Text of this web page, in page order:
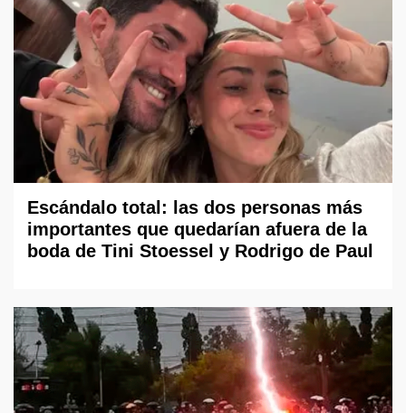
Escándalo total: las dos personas más
importantes que quedarían afuera de la
boda de Tini Stoessel y Rodrigo de Paul